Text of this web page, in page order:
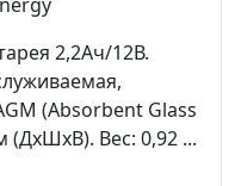
2,2Aч/12В.
(Absorbent Glass
(ДхШхВ). Вес: 0,92 ...